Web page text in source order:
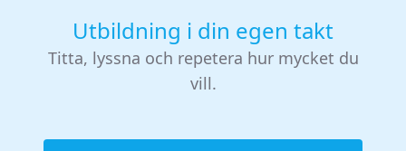
Utbildning i din egen takt
Titta, lyssna och repetera hur mycket du
vill.